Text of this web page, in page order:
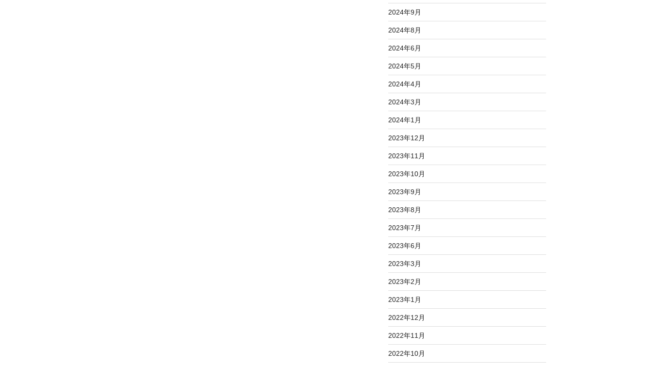
2024年9月
2024年8月
2024年6月
2024年5月
2024年4月
2024年3月
2024年1月
2023年12月
2023年11月
2023年10月
2023年9月
2023年8月
2023年7月
2023年6月
2023年3月
2023年2月
2023年1月
2022年12月
2022年11月
2022年10月